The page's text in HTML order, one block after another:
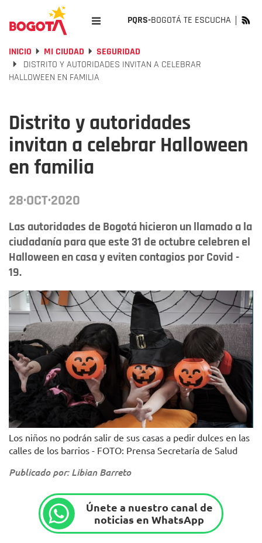
PQRS-BOGOTÁ TE ESCUCHA
INICIO MI CIUDAD
SEGURIDAD
DISTRITO Y AUTORIDADES INVITAN A CELEBRAR
HALLOWEEN EN FAMILIA
Distrito y autoridades
invitan a celebrar Halloween
en familia
28·OCT·2020
Las autoridades de Bogotá hicieron un llamado a la
ciudadanía para que este 31 de octubre celebren el
Halloween en casa y eviten contagios por Covid -
19.
Los niños no podrán salir de sus casas a pedir dulces en las
calles de los barrios - FOTO: Prensa Secretaría de Salud
Publicado por: Libian Barreto
Únete a nuestro canal de
noticias en WhatsApp